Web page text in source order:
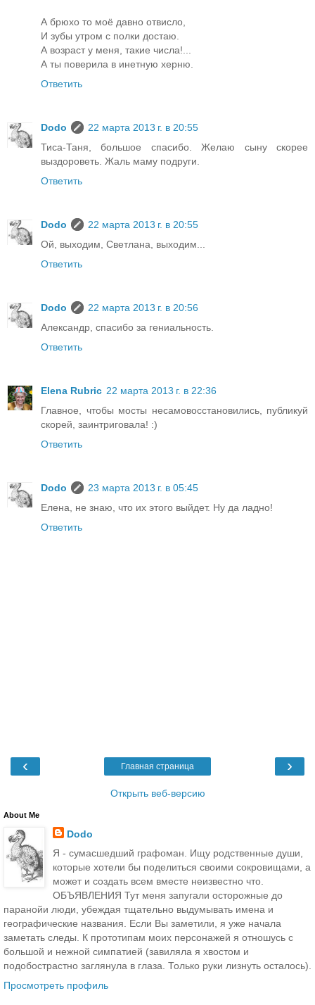
А брюхо то моё давно отвисло,
И зубы утром с полки достаю.
А возраст у меня, такие числа!...
А ты поверила в инетную херню.
Ответить
Dodo
22 марта 2013 г. в 20:55
Тиса-Таня, большое спасибо. Желаю сыну скорее
выздороветь. Жаль маму подруги.
Ответить
Dodo
22 марта 2013 г. в 20:55
Ой, выходим, Светлана, выходим...
Ответить
Dodo
22 марта 2013 г. в 20:56
Александр, спасибо за гениальность.
Ответить
Elena Rubric 22 марта 2013 г. в 22:36
Главное, чтобы мосты несамовосстановились, публикуй
скорей, заинтриговала! :)
Ответить
Dodo
23 марта 2013 г. в 05:45
Елена, не знаю, что их этого выйдет. Ну да ладно!
Ответить
‹ ›
Главная страница
Открыть веб-версию
About Me
Dodo
Я - сумасшедший графоман. Ищу родственные души,
которые хотели бы поделиться своими сокровищами, а
может и создать всем вместе неизвестно что.
ОБЪЯВЛЕНИЯ Тут меня запугали осторожные до
паранойи люди, убеждая тщательно выдумывать имена и
географические названия. Если Вы заметили, я уже начала
заметать следы. К прототипам моих персонажей я отношусь с
большой и нежной симпатией (завиляла я хвостом и
подобострастно заглянула в глаза. Только руки лизнуть осталось).
Просмотреть профиль